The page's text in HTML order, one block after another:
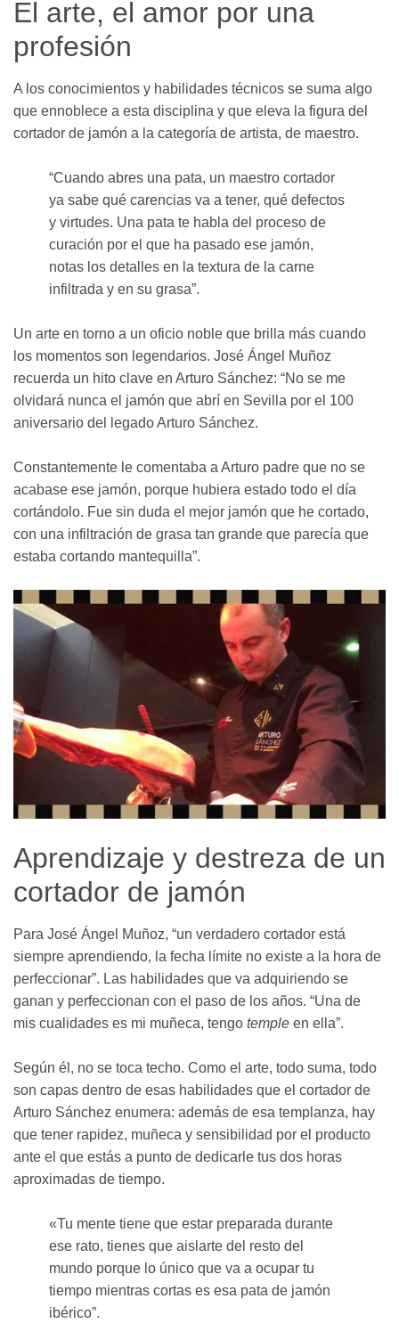
El arte, el amor por una
profesión
A los conocimientos y habilidades técnicos se suma algo
que ennoblece a esta disciplina y que eleva la figura del
cortador de jamón a la categoría de artista, de maestro.
“Cuando abres una pata, un maestro cortador
ya sabe qué carencias va a tener, qué defectos
y virtudes. Una pata te habla del proceso de
curación por el que ha pasado ese jamón,
notas los detalles en la textura de la carne
infiltrada y en su grasa”.
Un arte en torno a un oficio noble que brilla más cuando
los momentos son legendarios. José Ángel Muñoz
recuerda un hito clave en Arturo Sánchez: “No se me
olvidará nunca el jamón que abrí en Sevilla por el 100
aniversario del legado Arturo Sánchez.
Constantemente le comentaba a Arturo padre que no se
acabase ese jamón, porque hubiera estado todo el día
cortándolo. Fue sin duda el mejor jamón que he cortado,
con una infiltración de grasa tan grande que parecía que
estaba cortando mantequilla”.
Aprendizaje y destreza de un
cortador de jamón
Para José Ángel Muñoz, “un verdadero cortador está
siempre aprendiendo, la fecha límite no existe a la hora de
perfeccionar”. Las habilidades que va adquiriendo se
ganan y perfeccionan con el paso de los años. “Una de
mis cualidades es mi muñeca, tengo temple en ella”.
Según él, no se toca techo. Como el arte, todo suma, todo
son capas dentro de esas habilidades que el cortador de
Arturo Sánchez enumera: además de esa templanza, hay
que tener rapidez, muñeca y sensibilidad por el producto
ante el que estás a punto de dedicarle tus dos horas
aproximadas de tiempo.
«Tu mente tiene que estar preparada durante
ese rato, tienes que aislarte del resto del
mundo porque lo único que va a ocupar tu
tiempo mientras cortas es esa pata de jamón
ibérico”.